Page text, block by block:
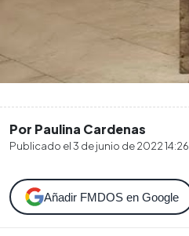
Por Paulina Cardenas
Publicado el3 de junio de 2022 14:26
Añadir FMDOS en Google